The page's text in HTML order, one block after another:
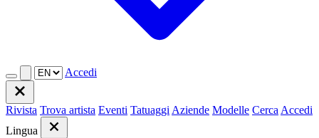
Accedi
Rivista Trova artista Eventi Tatuaggi Aziende Modelle Cerca Accedi
Lingua